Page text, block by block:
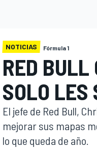
NOTICIAS Fórmula 1
RED BULL
SOLO LES
El jefe de Red Bull,
mejorar sus mapas
lo que queda de año.